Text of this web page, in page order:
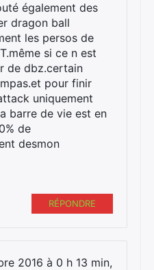
également des
dragon ball
les persos de
si ce n est
de dbz.certain
pour finir
uniquement
barre de vie est en
de
desmon
RÉPONDRE
2016 à 0 h 13 min,